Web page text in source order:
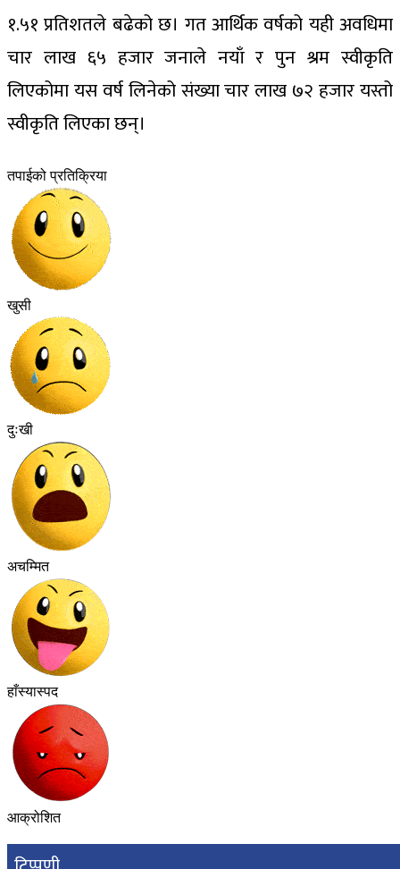
१.५१ प्रतिशतले बढेको छ। गत आर्थिक वर्षको यही अवधिमा
चार लाख ६५ हजार जनाले नयाँ र पुन श्रम स्वीकृति
लिएकोमा यस वर्ष लिनेको संख्या चार लाख ७२ हजार यस्तो
स्वीकृति लिएका छन्।
तपाईको प्रतिक्रिया
खुसी
दुःखी
अचम्मित
हाँस्यास्पद
आक्रोशित